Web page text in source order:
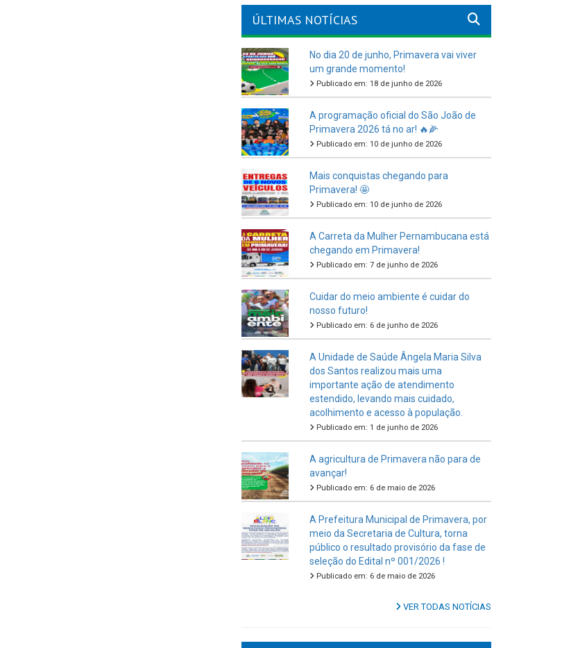
ÚLTIMAS NOTÍCIAS
No dia 20 de junho, Primavera vai viver
um grande momento!
Publicado em: 18 de junho de 2026
A programação oficial do São João de
Primavera 2026 tá no ar! 🔥🌽
Publicado em: 10 de junho de 2026
Mais conquistas chegando para
Primavera! 🤩
Publicado em: 10 de junho de 2026
A Carreta da Mulher Pernambucana está
chegando em Primavera!
Publicado em: 7 de junho de 2026
Cuidar do meio ambiente é cuidar do
nosso futuro!
Publicado em: 6 de junho de 2026
A Unidade de Saúde Ângela Maria Silva
dos Santos realizou mais uma
importante ação de atendimento
estendido, levando mais cuidado,
acolhimento e acesso à população.
Publicado em: 1 de junho de 2026
A agricultura de Primavera não para de
avançar!
Publicado em: 6 de maio de 2026
A Prefeitura Municipal de Primavera, por
meio da Secretaria de Cultura, torna
público o resultado provisório da fase de
seleção do Edital nº 001/2026 !
Publicado em: 6 de maio de 2026
VER TODAS NOTÍCIAS